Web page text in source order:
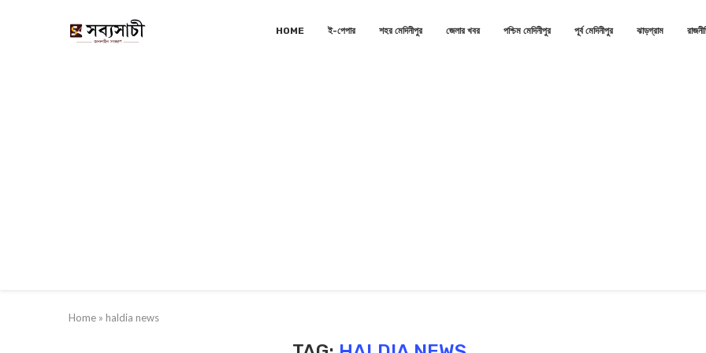
HOME ই-পেপার শহর মেদিনীপুর জেলার খবর পশ্চিম মেদিনীপুর পূর্ব মেদিনীপুর ঝাড়গ্রাম
Home » haldia news